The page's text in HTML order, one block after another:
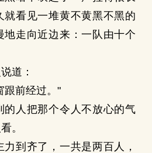
就看见一堆黄不黄黑不黑的
地走向近边来：一队由十个
道：
前经过。"
人把那个令人不放心的气
。
到齐了，一共是两百人，